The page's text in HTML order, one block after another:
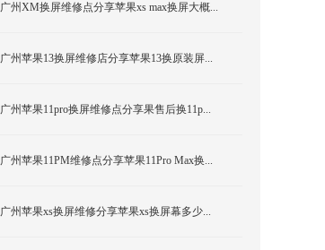
广州XM换屏维修点分享苹果xs max换屏大概...
广州苹果13换屏维修店分享苹果13换原装屏...
广州苹果11pro换屏维修点分享果售后换11p...
广州苹果11PM维修点分享苹果11Pro Max换...
广州苹果xs换屏维修分享苹果xs换屏幕多少...